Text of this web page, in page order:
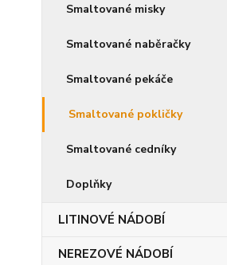
Smaltované misky
Smaltované naběračky
Smaltované pekáče
Smaltované pokličky
Smaltované cedníky
Doplňky
LITINOVÉ NÁDOBÍ
NEREZOVÉ NÁDOBÍ